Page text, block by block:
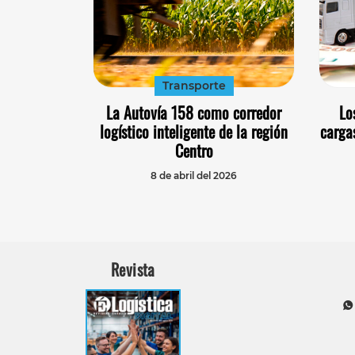
Transporte
La Autovía 158 como corredor
logístico inteligente de la región
Centro
8 de abril del 2026
Revista